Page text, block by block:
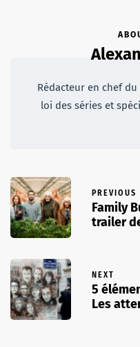
Rédacteur en chef
loi des séries et
PREVIOUS
Family
trailer
NEXT
5
Les